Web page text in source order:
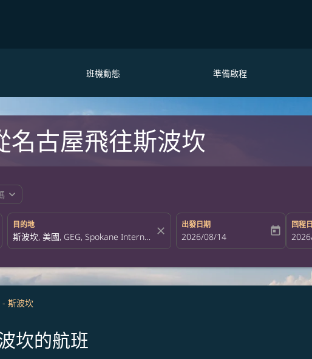
班機動態 準備啟程
名古屋飛往斯波坎
expand_more
目的地
close
出發日期
fc-booking-departure-date-aria-
2026/08/14 today
回程
fc-
- 斯波坎
坎的航班
件。